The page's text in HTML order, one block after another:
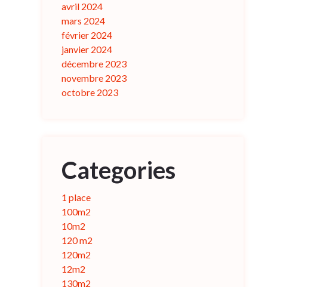
avril 2024
mars 2024
février 2024
janvier 2024
décembre 2023
novembre 2023
octobre 2023
Categories
1 place
100m2
10m2
120 m2
120m2
12m2
130m2